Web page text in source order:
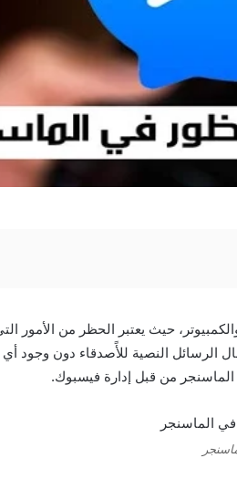
حيث يعتبر الحظر من الأمور
الرسائل النصية للأًصدقاء دون وجود
الماسنجر من قبل إدارة فيسبوك.